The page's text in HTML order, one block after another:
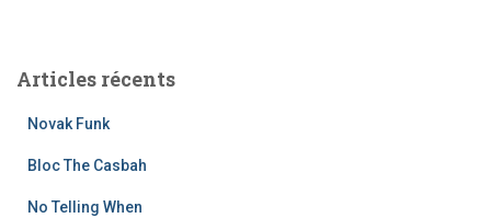
rArticles récents
Novak Funk
Bloc The Casbah
No Telling When